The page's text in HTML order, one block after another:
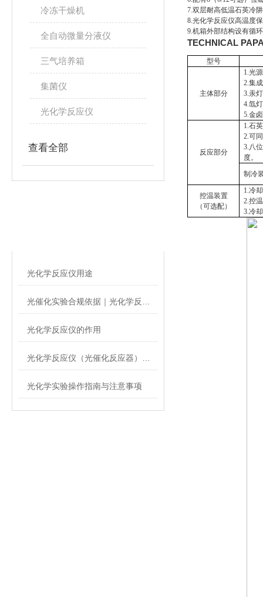
冷冻干燥机
全自动微量分液仪
三气培养箱
集菌仪
光化学反应仪
查看全部
光化学反应仪用途
光化学反应仪的作用
光化学实验操作指南与注意事项
7.双层耐高低温石英冷
8.光化学反应仪高温度
9.机箱外部结构设有循
TECHNICAL
型号
主体部分
1.光
2.集
3.汞
4.氙
5.金
反应部分
1.石
2.可
3.八
度。
制冷
控温装置
（可选配）
1.冷
2.控
3.冷